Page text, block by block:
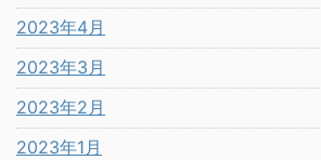
2023年4月
2023年3月
2023年2月
2023年1月